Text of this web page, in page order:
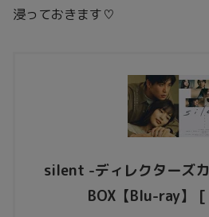
浸っておきます♡
silent -ディレクターズ
BOX【Blu-ray】